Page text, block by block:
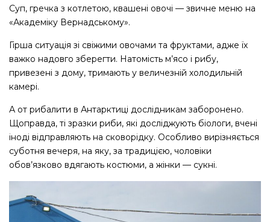
Суп, гречка з котлетою, квашені овочі — ​звичне меню на
«Академіку Вернадському».
Гірша ситуація зі свіжими овочами та фруктами, адже їх
важко надовго зберегти. Натомість м’ясо і рибу,
привезені з дому, тримають у величезній холодильній
камері.
А от рибалити в Антарктиці дослідникам заборонено.
Щоправда, ті зразки риби, які досліджують біологи, вчені
іноді відправляють на сковорідку. Особливо вирізняється
суботня вечеря, на яку, за традицією, чоловіки
обов’язково вдягають костюми, а жінки — ​сукні.